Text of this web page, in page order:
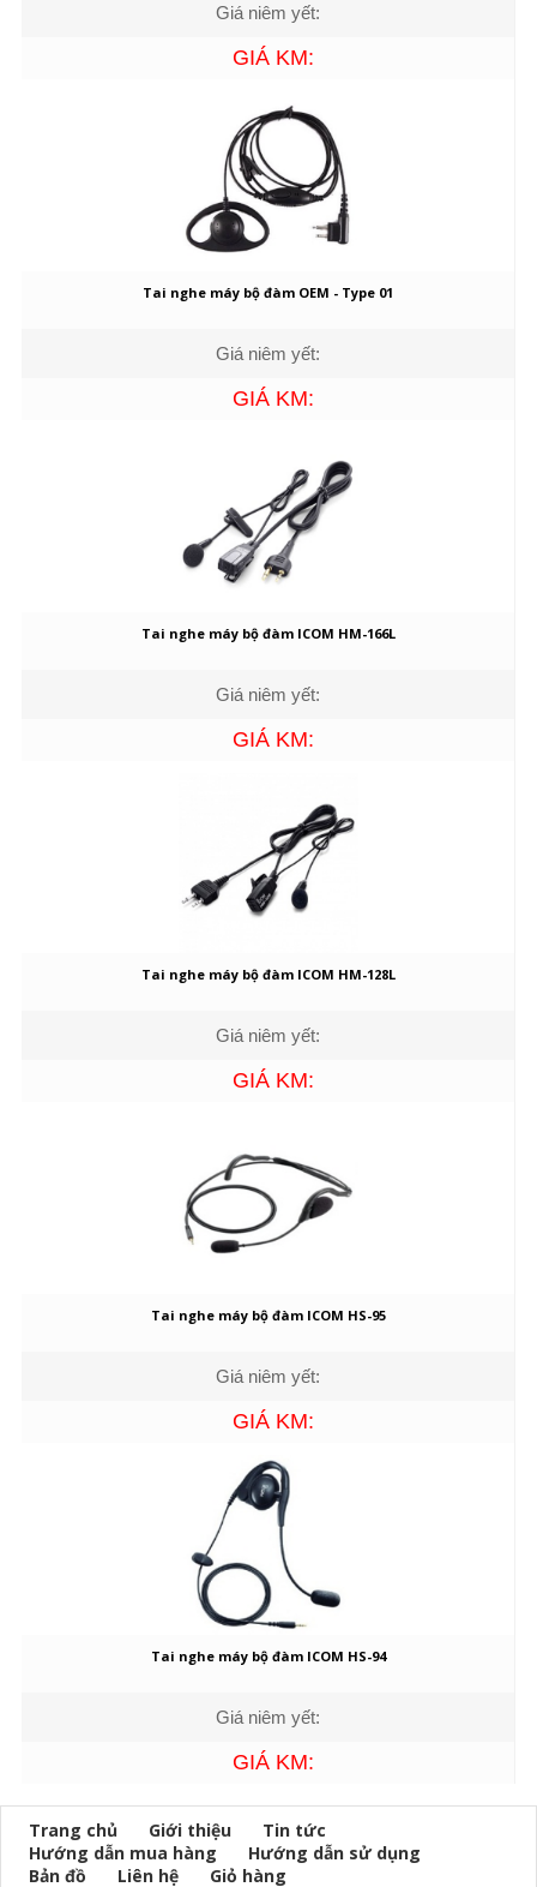
Giá niêm yết:
GIÁ KM:
Tai nghe máy bộ đàm OEM - Type 01
Giá niêm yết:
GIÁ KM:
Tai nghe máy bộ đàm ICOM HM-166L
Giá niêm yết:
GIÁ KM:
Tai nghe máy bộ đàm ICOM HM-128L
Giá niêm yết:
GIÁ KM:
Tai nghe máy bộ đàm ICOM HS-95
Giá niêm yết:
GIÁ KM:
Tai nghe máy bộ đàm ICOM HS-94
Giá niêm yết:
GIÁ KM:
Trang chủ Giới thiệu
Tin tức
Hướng dẫn mua hàng
Hướng dẫn sử dụng
Bản đồ
Liên hệ
Giỏ hàng